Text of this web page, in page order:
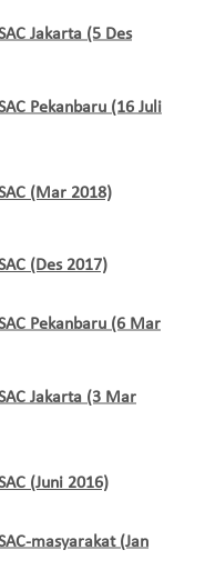
Jakarta (5 Des
Pekanbaru (16 Juli
(Mar 2018)
(Des 2017)
Pekanbaru (6 Mar
Jakarta (3 Mar
(Juni 2016)
masyarakat (Jan